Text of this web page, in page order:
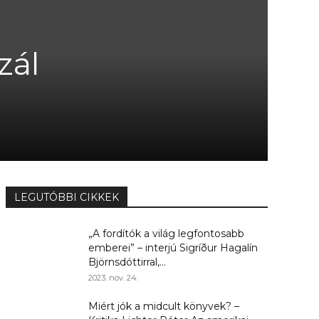
LEGUTÓBBI CIKKEK
„A fordítók a világ legfontosabb
emberei” – interjú Sigríður Hagalín
Björnsdóttirral,...
2023. nov. 24.
Miért jók a midcult könyvek? –